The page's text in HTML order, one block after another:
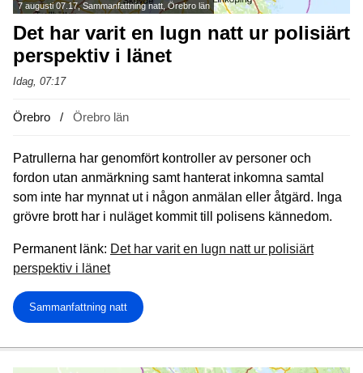
7 augusti 07.17, Sammanfattning natt, Örebro län
Det har varit en lugn natt ur polisiärt
perspektiv i länet
Idag, 07:17
Örebro Örebro län
Patrullerna har genomfört kontroller av personer och
fordon utan anmärkning samt hanterat inkomna samtal
som inte har mynnat ut i någon anmälan eller åtgärd. Inga
grövre brott har i nuläget kommit till polisens kännedom.
Permanent länk: Det har varit en lugn natt ur polisiärt
perspektiv i länet
Sammanfattning natt